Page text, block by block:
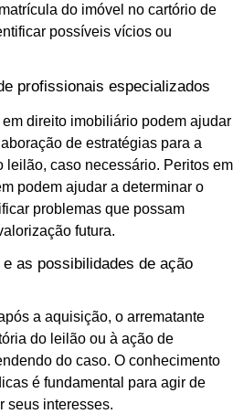
do imóvel no cartório de
possíveis vícios ou
profissionais especializados
direito imobiliário podem ajudar
de estratégias para a
leilão, caso necessário. Peritos em
podem ajudar a determinar o
problemas que possam
futura.
as possibilidades de ação
a aquisição, o arrematante
do leilão ou à ação de
do caso. O conhecimento
é fundamental para agir de
seus interesses.